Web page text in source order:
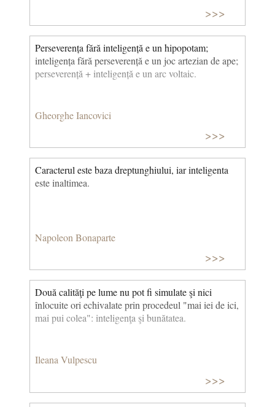
>>>
Perseverența fără inteligență e un hipopotam;
inteligența fără perseverență e un joc artezian de ape;
perseverență + inteligență e un arc voltaic.
Gheorghe Iancovici
>>>
Caracterul este baza dreptunghiului, iar inteligenta
este inaltimea.
Napoleon Bonaparte
>>>
Două calităţi pe lume nu pot fi simulate şi nici
înlocuite ori echivalate prin procedeul "mai iei de ici,
mai pui colea": inteligenţa şi bunătatea.
Ileana Vulpescu
>>>